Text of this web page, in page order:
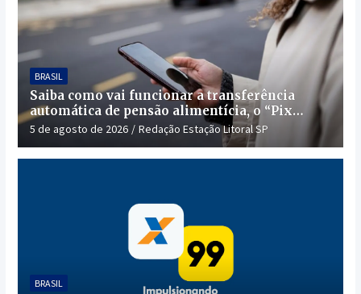
BRASIL
Saiba como vai funcionar a transferência
automática de pensão alimentícia, o “Pix
Pensão”
5 de agosto de 2026 Redação Estação Litoral SP
BRASIL